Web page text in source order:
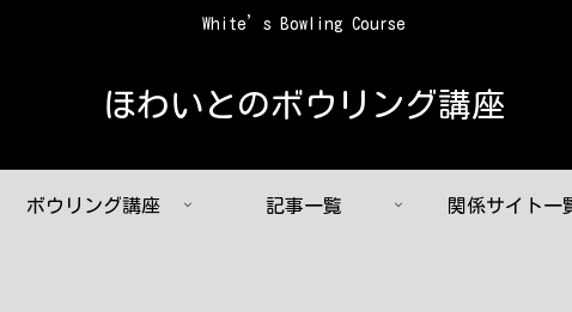
White’s Bowling Course
ほわいとのボウリング講座
ボウリング講座 記事一覧 関係サイト一